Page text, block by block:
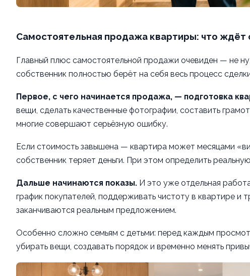
Самостоятельная продажа квартиры: что ждёт
Главный плюс самостоятельной продажи очевиден — не
собственник полностью берёт на себя весь процесс
Первое, с чего начинается продажа, — подготовка
вещи, сделать качественные фотографии, составить
многие совершают серьёзную ошибку.
Если стоимость завышена — квартира может месяцами
собственник теряет деньги. При этом определить
Дальше начинаются показы. И это уже отдельная
график покупателей, поддерживать чистоту в квартире и
заканчиваются реальным предложением.
Особенно сложно семьям с детьми: перед каждым
убирать вещи, создавать порядок и временно менять